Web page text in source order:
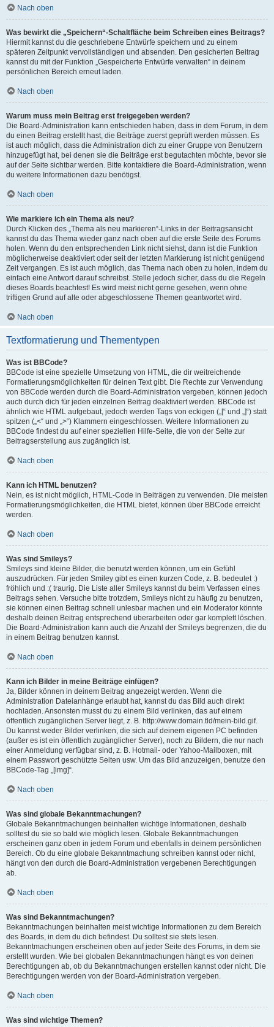
Nach oben
Was bewirkt die „Speichern“-Schaltfläche beim Schreiben eines Beitrags?
Hiermit kannst du die geschriebene Entwürfe speichern und zu einem
späteren Zeitpunkt vervollständigen und absenden. Den gesicherten Beitrag
kannst du mit der Funktion „Gespeicherte Entwürfe verwalten“ in deinem
persönlichen Bereich erneut laden.
Nach oben
Warum muss mein Beitrag erst freigegeben werden?
Die Board-Administration kann entschieden haben, dass in dem Forum, in dem
du einen Beitrag erstellt hast, die Beiträge zuerst geprüft werden müssen. Es
ist auch möglich, dass die Administration dich zu einer Gruppe von Benutzern
hinzugefügt hat, bei denen sie die Beiträge erst begutachten möchte, bevor sie
auf der Seite sichtbar werden. Bitte kontaktiere die Board-Administration, wenn
du weitere Informationen dazu benötigst.
Nach oben
Wie markiere ich ein Thema als neu?
Durch Klicken des „Thema als neu markieren“-Links in der Beitragsansicht
kannst du das Thema wieder ganz nach oben auf die erste Seite des Forums
holen. Wenn du den entsprechenden Link nicht siehst, dann ist die Funktion
möglicherweise deaktiviert oder seit der letzten Markierung ist nicht genügend
Zeit vergangen. Es ist auch möglich, das Thema nach oben zu holen, indem du
einfach eine Antwort darauf schreibst. Stelle jedoch sicher, dass du die Regeln
dieses Boards beachtest! Es wird meist nicht gerne gesehen, wenn ohne
triftigen Grund auf alte oder abgeschlossene Themen geantwortet wird.
Nach oben
Textformatierung und Thementypen
Was ist BBCode?
BBCode ist eine spezielle Umsetzung von HTML, die dir weitreichende
Formatierungsmöglichkeiten für deinen Text gibt. Die Rechte zur Verwendung
von BBCode werden durch die Board-Administration vergeben, können jedoch
auch durch dich für jeden einzelnen Beitrag deaktiviert werden. BBCode ist
ähnlich wie HTML aufgebaut, jedoch werden Tags von eckigen („[“ und „]“) statt
spitzen („<“ und „>“) Klammern eingeschlossen. Weitere Informationen zu
BBCode findest du auf einer speziellen Hilfe-Seite, die von der Seite zur
Beitragserstellung aus zugänglich ist.
Nach oben
Kann ich HTML benutzen?
Nein, es ist nicht möglich, HTML-Code in Beiträgen zu verwenden. Die meisten
Formatierungsmöglichkeiten, die HTML bietet, können über BBCode erreicht
werden.
Nach oben
Was sind Smileys?
Smileys sind kleine Bilder, die benutzt werden können, um ein Gefühl
auszudrücken. Für jeden Smiley gibt es einen kurzen Code, z. B. bedeutet :)
fröhlich und :( traurig. Die Liste aller Smileys kannst du beim Verfassen eines
Beitrags sehen. Versuche bitte trotzdem, Smileys nicht zu häufig zu benutzen,
sie können einen Beitrag schnell unlesbar machen und ein Moderator könnte
deshalb deinen Beitrag entsprechend überarbeiten oder gar komplett löschen.
Die Board-Administration kann auch die Anzahl der Smileys begrenzen, die du
in einem Beitrag benutzen kannst.
Nach oben
Kann ich Bilder in meine Beiträge einfügen?
Ja, Bilder können in deinem Beitrag angezeigt werden. Wenn die
Administration Dateianhänge erlaubt hat, kannst du das Bild auch direkt
hochladen. Ansonsten musst du zu einem Bild verlinken, das auf einem
öffentlich zugänglichen Server liegt, z. B. http://www.domain.tld/mein-bild.gif.
Du kannst weder Bilder verlinken, die sich auf deinem eigenen PC befinden
(außer es ist ein öffentlich zugänglicher Server), noch zu Bildern, die nur nach
einer Anmeldung verfügbar sind, z. B. Hotmail- oder Yahoo-Mailboxen, mit
einem Passwort geschützte Seiten usw. Um das Bild anzuzeigen, benutze den
BBCode-Tag „[img]“.
Nach oben
Was sind globale Bekanntmachungen?
Globale Bekanntmachungen beinhalten wichtige Informationen, deshalb
solltest du sie so bald wie möglich lesen. Globale Bekanntmachungen
erscheinen ganz oben in jedem Forum und ebenfalls in deinem persönlichen
Bereich. Ob du eine globale Bekanntmachung schreiben kannst oder nicht,
hängt von den durch die Board-Administration vergebenen Berechtigungen
ab.
Nach oben
Was sind Bekanntmachungen?
Bekanntmachungen beinhalten meist wichtige Informationen zu dem Bereich
des Boards, in dem du dich befindest. Du solltest sie stets lesen.
Bekanntmachungen erscheinen oben auf jeder Seite des Forums, in dem sie
erstellt wurden. Wie bei globalen Bekanntmachungen hängt es von deinen
Berechtigungen ab, ob du Bekanntmachungen erstellen kannst oder nicht. Die
Berechtigungen werden von der Board-Administration vergeben.
Nach oben
Was sind wichtige Themen?